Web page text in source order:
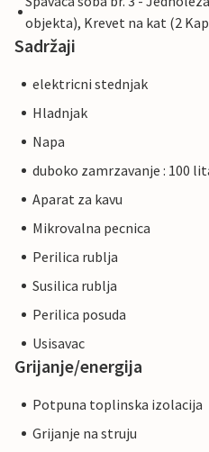
objekta), Krevet na kat (2
Sadržaji
elektricni stednjak
Hladnjak
Napa
duboko zamrzavanje : 100
Aparat za kavu
Mikrovalna pecnica
Perilica rublja
Susilica rublja
Perilica posuda
Usisavac
Grijanje/energija
Potpuna toplinska izolacija
Grijanje na struju